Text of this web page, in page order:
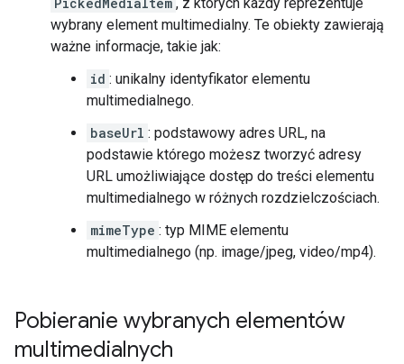
wybrany element multimedialny. Te obiekty zawierają
ważne informacje, takie jak:
id : unikalny identyfikator elementu
multimedialnego.
baseUrl : podstawowy adres URL, na
podstawie którego możesz tworzyć adresy
URL umożliwiające dostęp do treści elementu
multimedialnego w różnych rozdzielczościach.
mimeType : typ MIME elementu
multimedialnego (np. image/jpeg, video/mp4).
Pobieranie wybranych elementów
multimedialnych